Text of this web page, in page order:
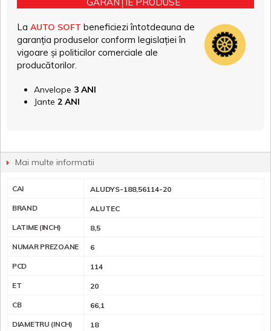
La AUTO SOFT beneficiezi întotdeauna de
garanția produselor conform legislației în
vigoare și politicilor comerciale ale
producătorilor.
Anvelope 3 ANI
Jante 2 ANI
Mai multe informatii
CAI ALUDYS-188,56114-20
BRAND ALUTEC
LATIME (INCH) 8,5
NUMAR PREZOANE 6
PCD 114
ET 20
CB 66,1
DIAMETRU (INCH) 18